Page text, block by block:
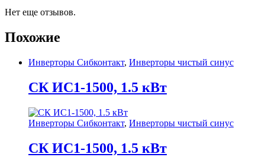
Нет еще отзывов.
Похожие
Инверторы Сибконтакт, Инверторы чистый синус
СК ИС1-1500, 1.5 кВт
Инверторы Сибконтакт, Инверторы чистый синус
СК ИС1-1500, 1.5 кВт